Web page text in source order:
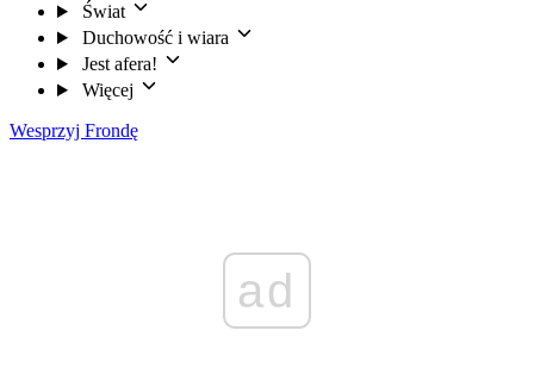
Świat
Duchowość i wiara
Jest afera!
Więcej
Wesprzyj Frondę
ad